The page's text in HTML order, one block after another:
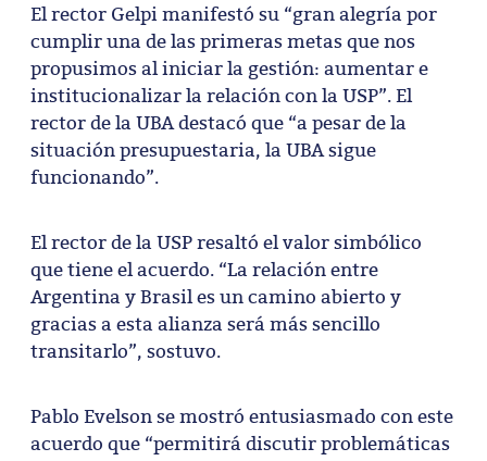
El rector Gelpi manifestó su “gran alegría por
cumplir una de las primeras metas que nos
propusimos al iniciar la gestión: aumentar e
institucionalizar la relación con la USP”. El
rector de la UBA destacó que “a pesar de la
situación presupuestaria, la UBA sigue
funcionando”.
El rector de la USP resaltó el valor simbólico
que tiene el acuerdo. “La relación entre
Argentina y Brasil es un camino abierto y
gracias a esta alianza será más sencillo
transitarlo”, sostuvo.
Pablo Evelson se mostró entusiasmado con este
acuerdo que “permitirá discutir problemáticas